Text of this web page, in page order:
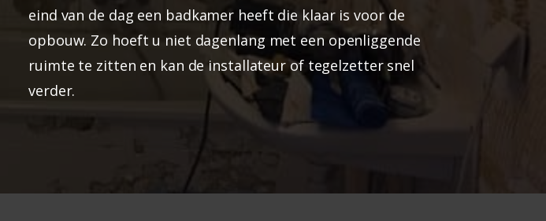
eind van de dag een badkamer heeft die klaar is voor de
opbouw. Zo hoeft u niet dagenlang met een openliggende
ruimte te zitten en kan de installateur of tegelzetter snel
verder.